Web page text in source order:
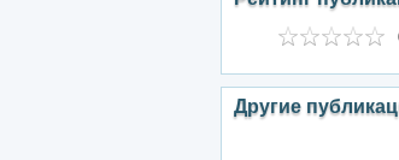
Другие